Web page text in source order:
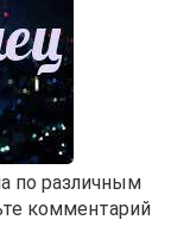
по различным
комментарий